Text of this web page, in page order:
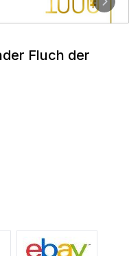
Fluch der